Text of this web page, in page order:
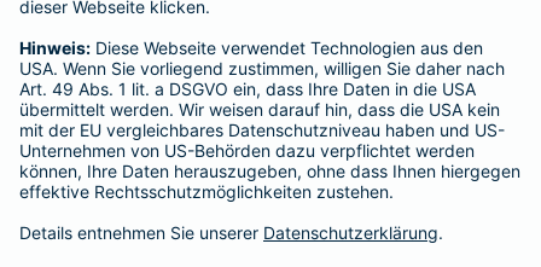
Adresse ändern
Schaden melden
Kilometerstandsmeldung
Serviceübersicht